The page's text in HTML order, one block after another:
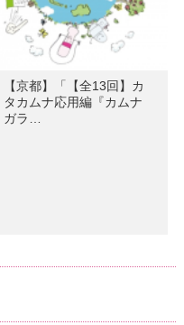
【京都】「【全13回】カ
タカムナ応用編『カムナ
ガラ…